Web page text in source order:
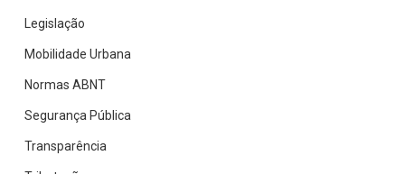
Legislação
Mobilidade Urbana
Normas ABNT
Segurança Pública
Transparência